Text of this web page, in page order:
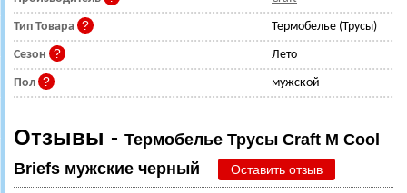
Тип Товара Термобелье (Трусы)
Сезон Лето
Пол мужской
Отзывы - Термобелье Трусы Craft M Cool
Briefs мужские черный
Оставить отзыв